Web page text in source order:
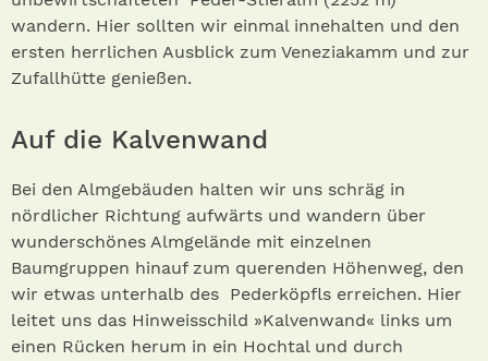
wandern. Hier sollten wir einmal innehalten und den
ersten herrlichen Ausblick zum Veneziakamm und zur
Zufallhütte genießen.
Auf die Kalvenwand
Bei den Almgebäuden halten wir uns schräg in
nördlicher Richtung aufwärts und wandern über
wunderschönes Almgelände mit einzelnen
Baumgruppen hinauf zum querenden Höhenweg, den
wir etwas unterhalb des Pederköpfls erreichen. Hier
leitet uns das Hinweisschild »Kalvenwand« links um
einen Rücken herum in ein Hochtal und durch